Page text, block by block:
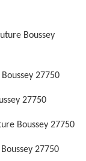
Boussey
27750
27750
Boussey 27750
27750